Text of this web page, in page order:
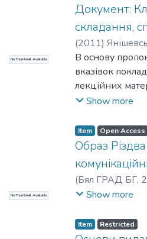
No Thumbnail Available
Документ:
складання,
(2011)
Олександрович
Семенович;
інститут;НТУУ
В основу
вказівок
лекційних
при читанні
спеціальності
редагування».
Для здобувачів
спеціаліста із
Show more
No Thumbnail Available
Item Open Access
Образ
(Бял ГРАД БГ,
Леонідівна
Show more
Item Restricted